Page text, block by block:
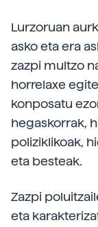
Lurzoruan
asko eta era
zazpi multzo
horrelaxe
konposatu
hegaskorrak,
poliziklikoak,
eta besteak.
Zazpi
eta